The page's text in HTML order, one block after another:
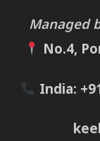
Managed
No.4,
India: